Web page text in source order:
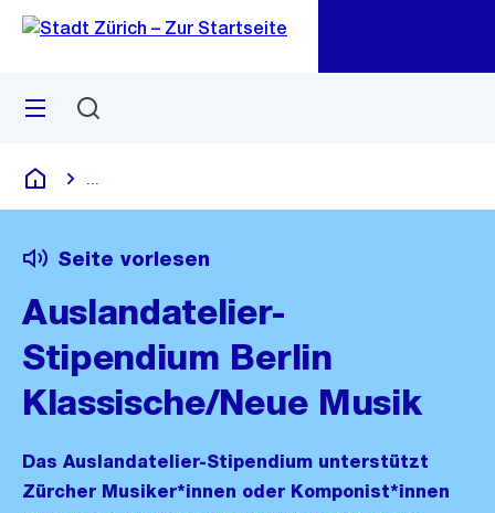
Navigation
Sprunglink
Menü
Deutsch
Seite vorlesen
Auslandatelier-
Stipendium Berlin
Klassische/Neue Musik
Das Auslandatelier-Stipendium unterstützt
Zürcher Musiker*innen oder Komponist*innen